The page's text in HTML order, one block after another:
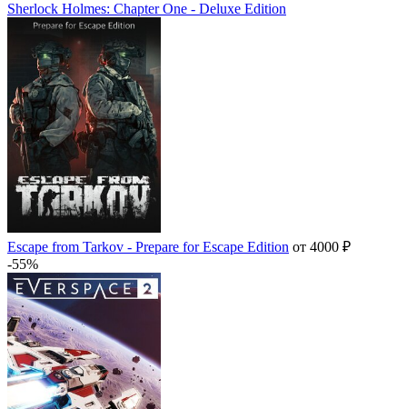
Sherlock Holmes: Chapter One - Deluxe Edition
Escape from Tarkov - Prepare for Escape Edition от 4000 ₽
-55%